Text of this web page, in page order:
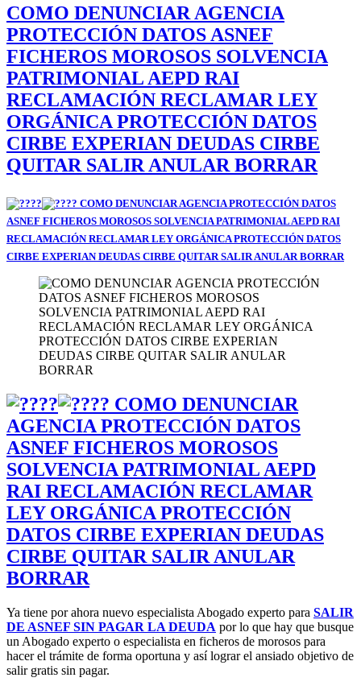
COMO DENUNCIAR AGENCIA
PROTECCIÓN DATOS ASNEF
FICHEROS MOROSOS SOLVENCIA
PATRIMONIAL AEPD RAI
RECLAMACIÓN RECLAMAR LEY
ORGÁNICA PROTECCIÓN DATOS
CIRBE EXPERIAN DEUDAS CIRBE
QUITAR SALIR ANULAR BORRAR
COMO DENUNCIAR AGENCIA PROTECCIÓN DATOS
ASNEF FICHEROS MOROSOS SOLVENCIA PATRIMONIAL AEPD RAI
RECLAMACIÓN RECLAMAR LEY ORGÁNICA PROTECCIÓN DATOS
CIRBE EXPERIAN DEUDAS CIRBE QUITAR SALIR ANULAR BORRAR
COMO DENUNCIAR
AGENCIA PROTECCIÓN DATOS
ASNEF FICHEROS MOROSOS
SOLVENCIA PATRIMONIAL AEPD
RAI RECLAMACIÓN RECLAMAR
LEY ORGÁNICA PROTECCIÓN
DATOS CIRBE EXPERIAN DEUDAS
CIRBE QUITAR SALIR ANULAR
BORRAR
Ya tiene por ahora nuevo especialista Abogado experto para SALIR
DE ASNEF SIN PAGAR LA DEUDA por lo que hay que busque
un Abogado experto o especialista en ficheros de morosos para
hacer el trámite de forma oportuna y así lograr el ansiado objetivo de
salir gratis sin pagar.